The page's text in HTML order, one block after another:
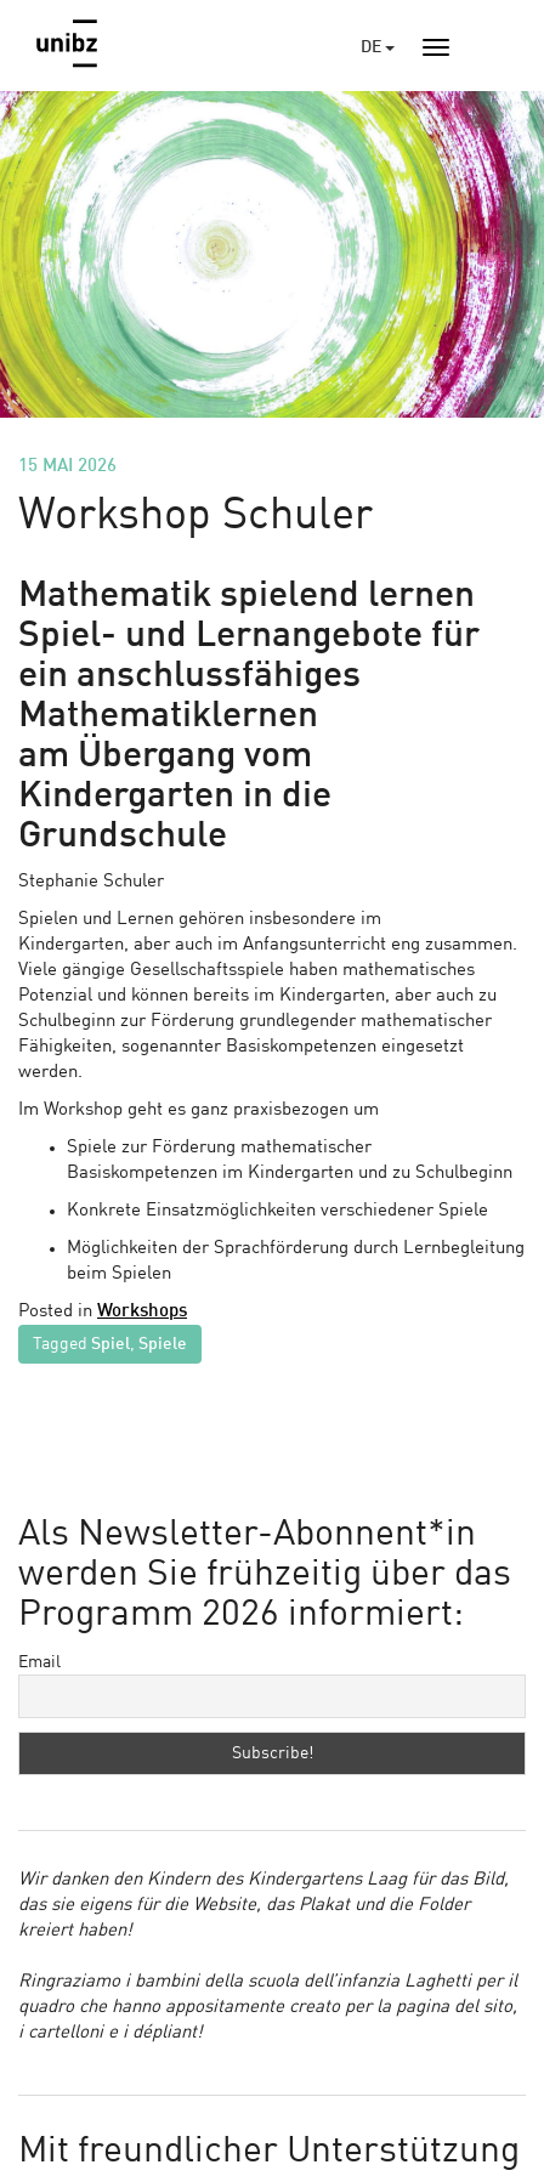
DE
15 MAI 2026
Workshop Schuler
Mathematik spielend lernen
Spiel- und Lernangebote für
ein anschlussfähiges
Mathematiklernen
am Übergang vom
Kindergarten in die
Grundschule
Stephanie Schuler
Spielen und Lernen gehören insbesondere im
Kindergarten, aber auch im Anfangsunterricht eng zusammen.
Viele gängige Gesellschaftsspiele haben mathematisches
Potenzial und können bereits im Kindergarten, aber auch zu
Schulbeginn zur Förderung grundlegender mathematischer
Fähigkeiten, sogenannter Basiskompetenzen eingesetzt
werden.
Im Workshop geht es ganz praxisbezogen um
Spiele zur Förderung mathematischer
Basiskompetenzen im Kindergarten und zu Schulbeginn
Konkrete Einsatzmöglichkeiten verschiedener Spiele
Möglichkeiten der Sprachförderung durch Lernbegleitung
beim Spielen
Posted in Workshops
Tagged Spiel Spiele
Als Newsletter-Abonnent*in
werden Sie frühzeitig über das
Programm 2026 informiert:
Email
Wir danken den Kindern des Kindergartens Laag für das Bild,
das sie eigens für die Website, das Plakat und die Folder
kreiert haben!
Ringraziamo i bambini della scuola dell’infanzia Laghetti per il
quadro che hanno appositamente creato per la pagina del sito,
i cartelloni e i dépliant!
Mit freundlicher Unterstützung